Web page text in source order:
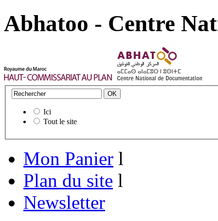
Abhatoo - Centre
Ici
Tout le site
Mon Panier l
Plan du site l
Newsletter